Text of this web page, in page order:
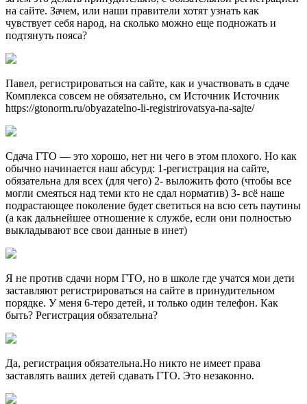
на сайте. Зачем, или наши правители хотят узнать как
чувствует себя народ, на сколько можно еще подножать и
подтянуть пояса?
Павел, регистрироваться на сайте, как и участвовать в сдаче
Комплекса совсем не обязательно, см Источник Источник
https://gtonorm.ru/obyazatelno-li-registrirovatsya-na-sajte/
Сдача ГТО — это хорошо, нет ни чего в этом плохого. Но как
обычно начинается наш абсурд: 1-регистрация на сайте,
обязательна для всех (для чего) 2- выложить фото (чтобы все
могли смеяться над теми кто не сдал норматив) 3- всё наше
подрастающее поколение будет светиться на всю сеть паутины
(а как дальнейшее отношение к службе, если они полностью
выкладывают все свои данные в инет)
Я не против сдачи норм ГТО, но в школе где учатся мои дети
заставляют регистрироваться на сайте в принудительном
порядке. У меня 6-теро детей, и только один телефон. Как
быть? Регистрация обязательна?
Да, регистрация обязательна.Но никто не имеет права
заставлять ваших детей сдавать ГТО. Это незаконно.